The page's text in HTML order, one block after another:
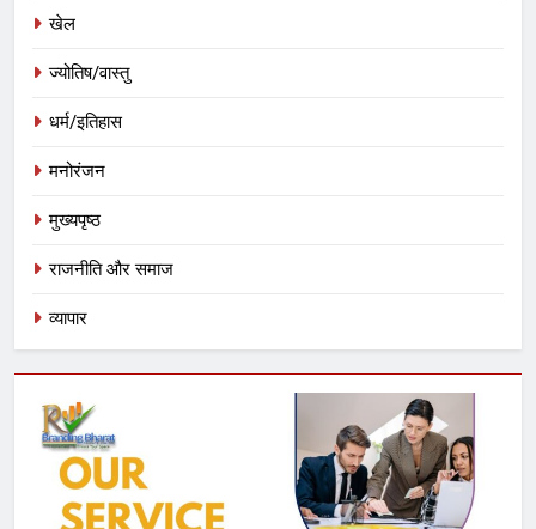
खेल
ज्योतिष/वास्तु
धर्म/इतिहास
मनोरंजन
मुख्यपृष्ठ
राजनीति और समाज
व्यापार